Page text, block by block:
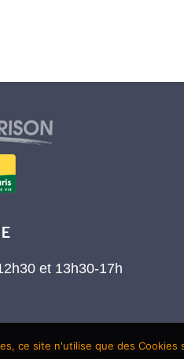
et 13h30-17h
ce site n'utilise que des